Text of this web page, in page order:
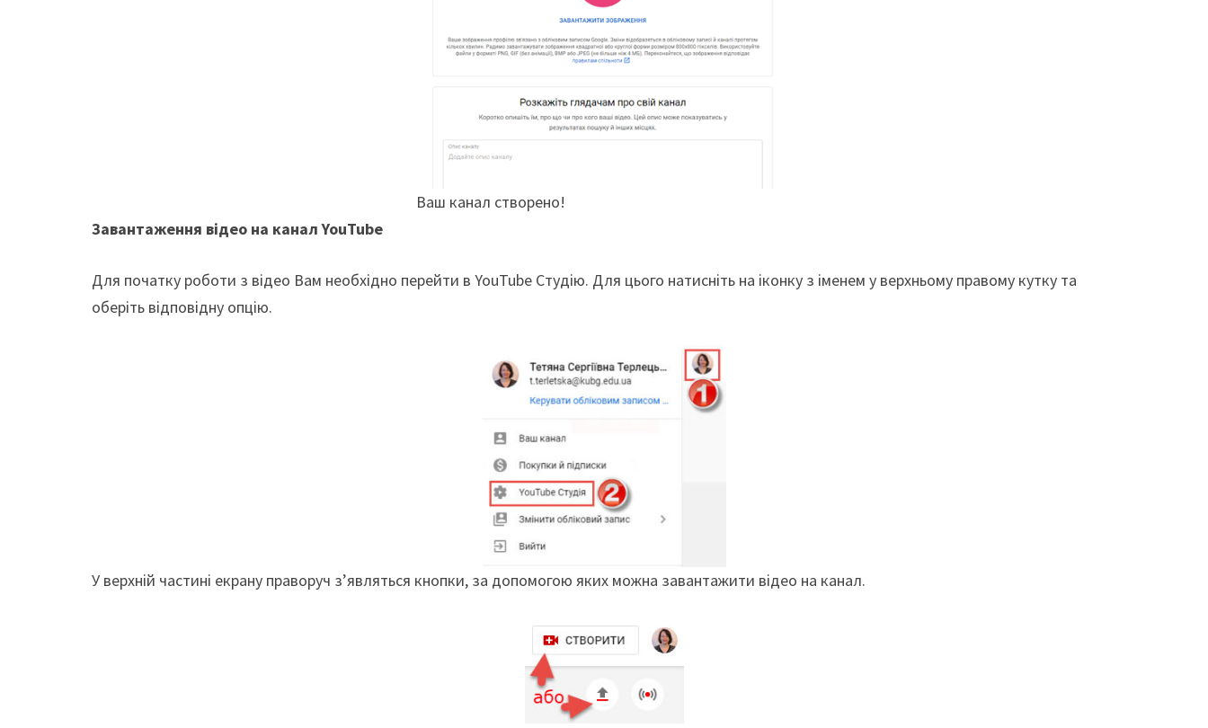
Ваш канал створено!
Завантаження відео на канал YouTube
Для початку роботи з відео Вам необхідно перейти в YouTube Студію. Для цього натисніть на іконку з іменем у верхньому правому кутку та
оберіть відповідну опцію.
У верхній частині екрану праворуч з’являться кнопки, за допомогою яких можна завантажити відео на канал.